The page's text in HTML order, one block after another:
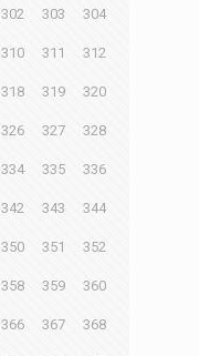
302 303 304
310 311 312
318 319 320
326 327 328
334 335 336
342 343 344
350 351 352
358 359 360
366 367 368